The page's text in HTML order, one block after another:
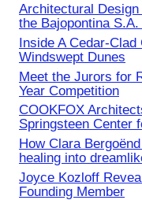
Architectural
the Bajopontina
Inside A Cedar-Clad
Windswept Dunes
Meet the Jurors for
Year Competition
COOKFOX
Springsteen Center
How Clara
healing into
Joyce Kozloff
Founding Member